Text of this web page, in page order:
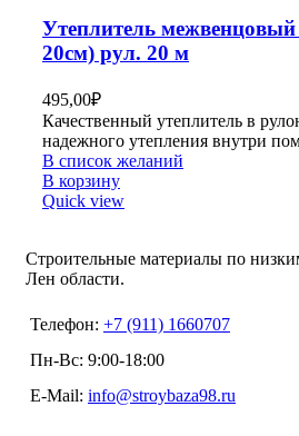
Утеплитель
20см) рул. 20 м
495,00₽
Качественный утеплитель в
надежного утепления внутри
В список желаний
В корзину
Quick view
Строительные материалы по
Лен области.
Телефон: +7 (911) 1660707
Пн-Вс: 9:00-18:00
E-Mail: info@stroybaza98.ru